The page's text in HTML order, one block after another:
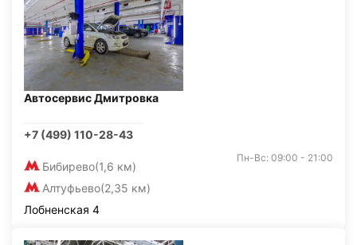
Автосервис Дмитровка
+7 (499) 110-28-43
Бибирево(1,6 км)
Алтуфьево(2,35 км)
Пн-Вс: 09:00 - 21:00
Лобненская 4